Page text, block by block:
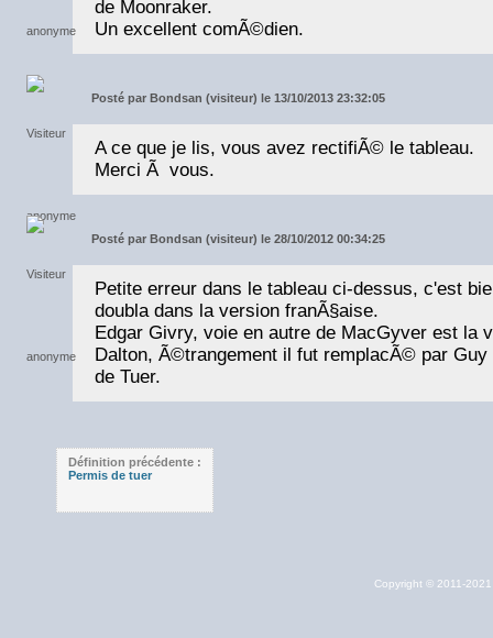
de Moonraker.
Un excellent comÃ©dien.
Posté par Bondsan (visiteur) le 13/10/2013 23:32:05
A ce que je lis, vous avez rectifiÃ© le tableau.
Merci Ã vous.
Posté par Bondsan (visiteur) le 28/10/2012 00:34:25
Petite erreur dans le tableau ci-dessus, c'est
doubla dans la version franÃ§aise.
Edgar Givry, voie en autre de MacGyver est la
Dalton, Ã©trangement il fut remplacÃ© par Guy
de Tuer.
Définition précédente :
Permis de tuer
Copyright © 2011-